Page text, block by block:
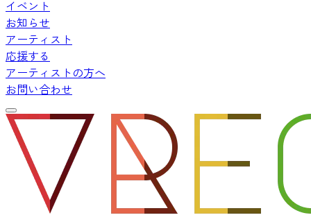
イベント
お知らせ
アーティスト
応援する
アーティストの方へ
お問い合わせ